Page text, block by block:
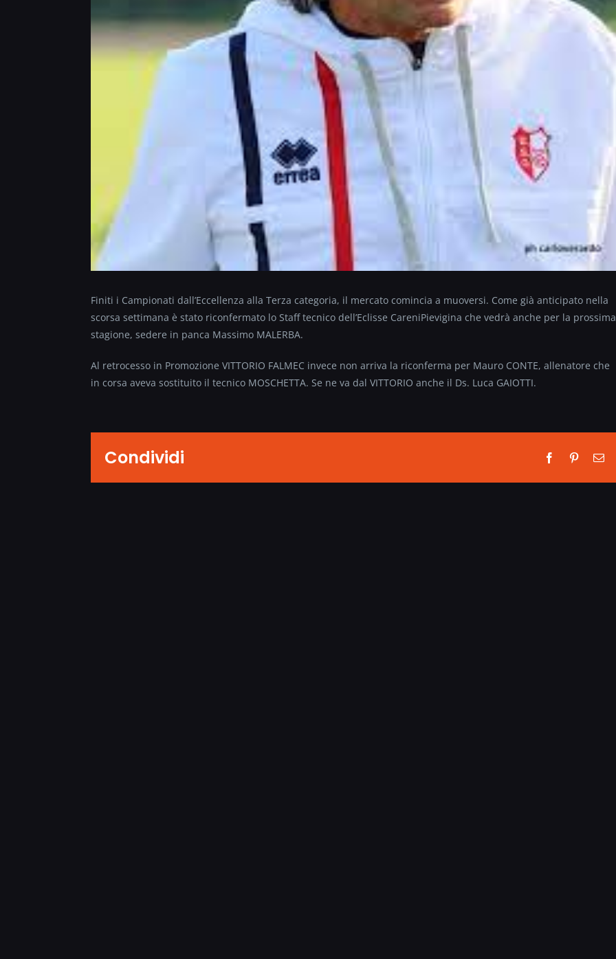
Finiti i Campionati dall’Eccellenza alla Terza categoria, il mercato comincia a muoversi. Come già anticipato nella
scorsa settimana è stato riconfermato lo Staff tecnico dell’Eclisse CareniPievigina che vedrà anche per la prossima
stagione, sedere in panca Massimo MALERBA.
Al retrocesso in Promozione VITTORIO FALMEC invece non arriva la riconferma per Mauro CONTE, allenatore che
in corsa aveva sostituito il tecnico MOSCHETTA. Se ne va dal VITTORIO anche il Ds. Luca GAIOTTI.
Condividi Facebook
Pinterest